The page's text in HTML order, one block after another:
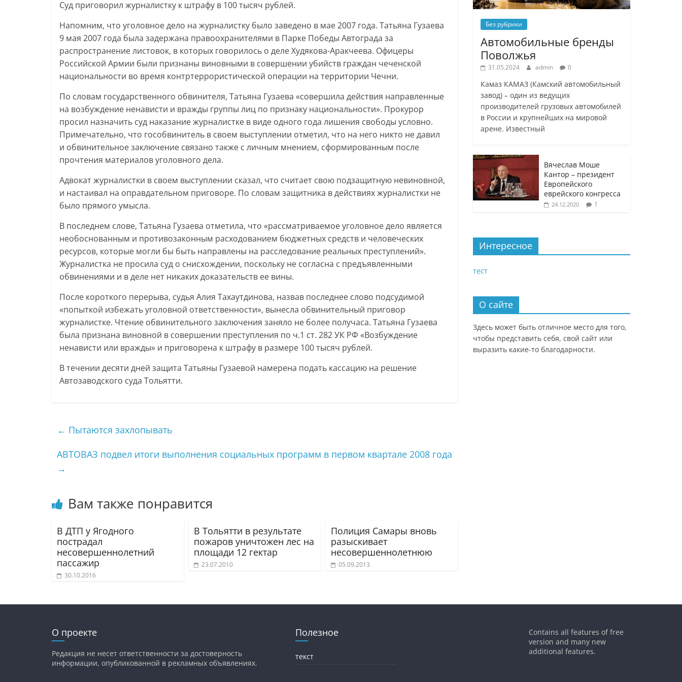
Суд приговорил журналистку к штрафу в 100 тысяч рублей.
Напомним, что уголовное дело на журналистку было заведено в мае 2007 года. Татьяна Гузаева
9 мая 2007 года была задержана правоохранителями в Парке Победы Автограда за
распространение листовок, в которых говорилось о деле Худякова-Аракчеева. Офицеры
Российской Армии были признаны виновными в совершении убийств граждан чеченской
национальности во время контртеррористической операции на территории Чечни.
По словам государственного обвинителя, Татьяна Гузаева «совершила действия направленные
на возбуждение ненависти и вражды группы лиц по признаку национальности». Прокурор
просил назначить суд наказание журналистке в виде одного года лишения свободы условно.
Примечательно, что гособвинитель в своем выступлении отметил, что на него никто не давил
и обвинительное заключение связано также с личным мнением, сформированным после
прочтения материалов уголовного дела.
Адвокат журналистки в своем выступлении сказал, что считает свою подзащитную невиновной,
и настаивал на оправдательном приговоре. По словам защитника в действиях журналистки не
было прямого умысла.
В последнем слове, Татьяна Гузаева отметила, что «рассматриваемое уголовное дело является
необоснованным и противозаконным расходованием бюджетных средств и человеческих
ресурсов, которые могли бы быть направлены на расследование реальных преступлений».
Журналистка не просила суд о снисхождении, поскольку не согласна с предъявленными
обвинениями и в деле нет никаких доказательств ее вины.
После короткого перерыва, судья Алия Тахаутдинова, назвав последнее слово подсудимой
«попыткой избежать уголовной ответственности», вынесла обвинительный приговор
журналистке. Чтение обвинительного заключения заняло не более получаса. Татьяна Гузаева
была признана виновной в совершении преступления по ч.1 ст. 282 УК РФ «Возбуждение
ненависти или вражды» и приговорена к штрафу в размере 100 тысяч рублей.
В течении десяти дней защита Татьяны Гузаевой намерена подать кассацию на решение
Автозаводского суда Тольятти.
← Пытаются захлопывать
АВТОВАЗ подвел итоги выполнения социальных программ в первом квартале 2008 года
→
Вам также понравится
В ДТП у Ягодного
пострадал
несовершеннолетний
пассажир
30.10.2016
В Тольятти в результате
пожаров уничтожен лес на
площади 12 гектар
23.07.2010
Полиция Самары вновь
разыскивает
несовершеннолетнюю
05.09.2013
Без рубрики
Автомобильные бренды
Поволжья
31.05.2024 admin 0
Камаз КАМАЗ (Камский автомобильный
завод) – один из ведущих
производителей грузовых автомобилей
в России и крупнейших на мировой
арене. Известный
Вячеслав Моше
Кантор – президент
Европейского
еврейского конгресса
24.12.2020 1
Интересное
тест
О сайте
Здесь может быть отличное место для того,
чтобы представить себя, свой сайт или
выразить какие-то благодарности.
О проекте
Редакция не несет ответственности за достоверность
информации, опубликованной в рекламных объявлениях.
Полезное
текст
Contains all features of free
version and many new
additional features.